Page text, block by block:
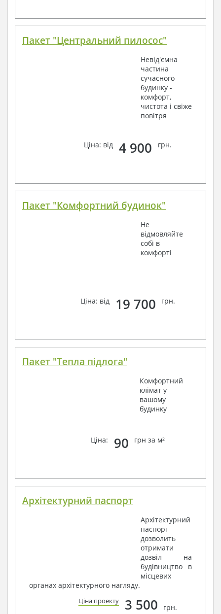
Пакет "Центральний пилосос"
Невід'ємна
частина
сучасного
будинку -
комфорт,
чистота і свіже
повітря
Ціна: від 4 900 грн.
Пакет "Комфортний будинок"
Не
відмовляйте
собі в
комфорті
Ціна: від 19 700 грн.
Пакет "Тепла підлога"
Комфортний
клімат у
вашому
будинку
Ціна: 90 грн за м²
Архітектурний паспорт
Архітектурний
паспорт
дозволить
отримати
дозвіл на
будівництво в
місцевих
органах архітектурного нагляду.
Ціна проекту 3 500 грн.